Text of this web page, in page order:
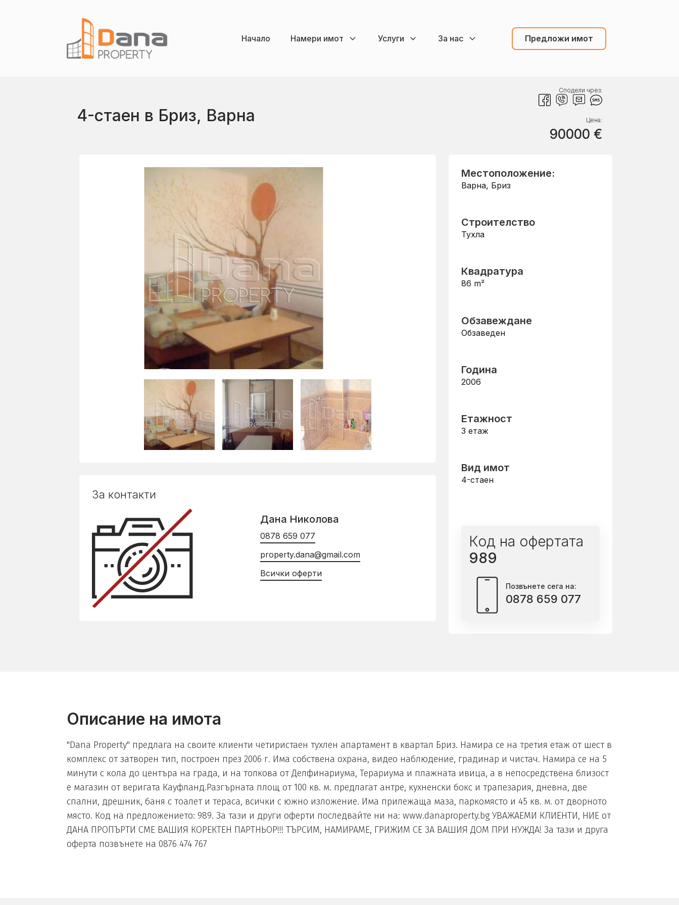
Начало Намери имот Услуги За нас Предложи имот
4-стаен в Бриз, Варна
Сподели чрез:
Цена:
90000 €
За контакти
Дана Николова
0878 659 077
property.dana@gmail.com
Всички оферти
Местоположение:
Варна, Бриз
Строителство
Тухла
Квадратура
86 m²
Обзавеждане
Обзаведен
Година
2006
Етажност
3 етаж
Вид имот
4-стаен
Код на офертата
989
Позвънете сега на:
0878 659 077
Описание на имота
"Dana Property" предлага на своите клиенти четиристаен тухлен апартамент в квартал Бриз. Намира се на третия етаж от шест в
комплекс от затворен тип, построен през 2006 г. Има собствена охрана, видео наблюдение, градинар и чистач. Намира се на 5
минути с кола до центъра на града, и на толкова от Делфинариума, Терариума и плажната ивица, а в непосредствена близост
е магазин от веригата Кауфланд.Разгърната площ от 100 кв. м. предлагат антре, кухненски бокс и трапезария, дневна, две
спални, дрешник, баня с тоалет и тераса, всички с южно изложение. Има прилежаща маза, паркомясто и 45 кв. м. от дворното
място. Код на предложението: 989. За тази и други оферти последвайте ни на: www.danaproperty.bg УВАЖАЕМИ КЛИЕНТИ, НИЕ от
ДАНА ПРОПЪРТИ СМЕ ВАШИЯ КОРЕКТЕН ПАРТНЬОР!!! ТЪРСИМ, НАМИРАМЕ, ГРИЖИМ СЕ ЗА ВАШИЯ ДОМ ПРИ НУЖДА! За тази и друга
оферта позвънете на 0876 474 767